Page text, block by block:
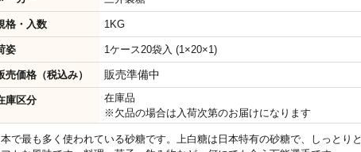
格・入数 1KG
姿 1ケース20袋入 (1×20×1)
売価格（税込み） 販売準備中
庫区分
在庫品
※欠品の場合は入荷次第のお届けになります
本で最も多く使われている砂糖です。上白糖は日本特有の砂糖で、しっとりと